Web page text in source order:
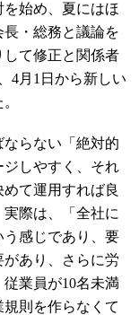
始め、夏にはほ
・総務と議論を
て修正と関係者
4月1日から新しい
らない「 絶対的
しやすく、それ
て運用すれば良
際は、「全社に
感じであり、要
あり、さらに労
業員が10名未満
則を作らなくて